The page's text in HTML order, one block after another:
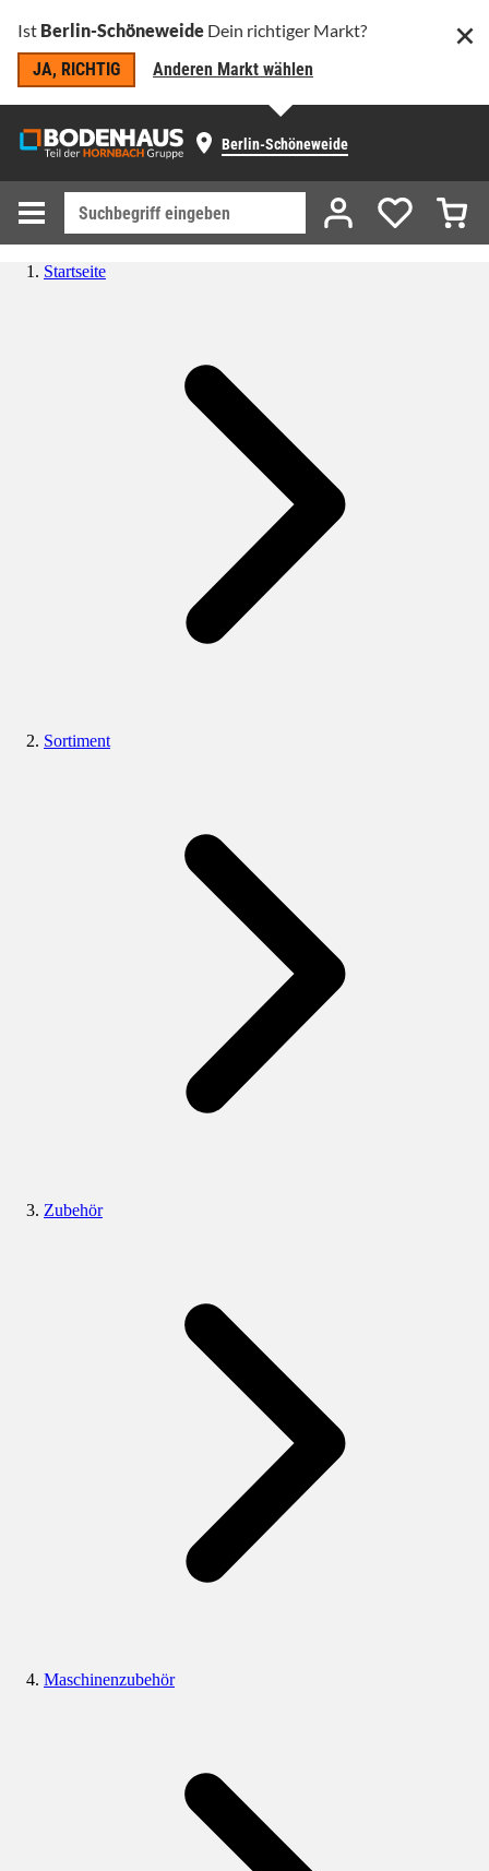
Ist Berlin-Schöneweide Dein richtiger Markt?
JA, RICHTIG
Anderen Markt wählen
Berlin-Schöneweide
Startseite
Sortiment
Zubehör
Maschinenzubehör